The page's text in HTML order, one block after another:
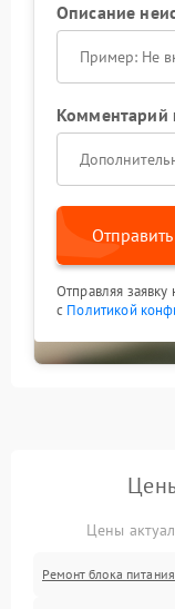
Описание
Комментарий
Отправляя
с Политикой
Цены
Ремонт блока питания